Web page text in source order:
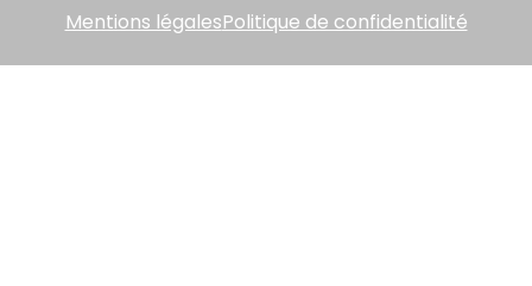
Mentions légalesPolitique de confidentialité